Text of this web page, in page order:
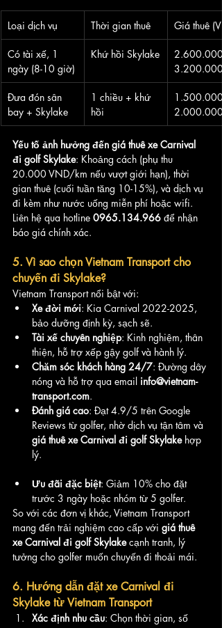
Loại dịch vụ Thời gian thuê Giá thuê
Có tài xế, 1
ngày (8-10 giờ)
Khứ hồi Skylake
2.600.000
3.200.000
Đưa đón sân
bay + Skylake
1 chiều + khứ
hồi
1.500.000
2.000.000
Yếu tố ảnh hưởng đến giá thuê xe Carnival
đi golf Skylake: Khoảng cách (phụ thu
20.000 VND/km nếu vượt giới hạn), thời
gian thuê (cuối tuần tăng 10-15%), và dịch vụ
đi kèm như nước uống miễn phí hoặc wifi.
Liên hệ qua hotline 0965.134.966 để nhận
báo giá chính xác.
5. Vì sao chọn Vietnam Transport cho
chuyến đi Skylake?
Vietnam Transport nổi bật với:
Xe đời mới: Kia Carnival 2022-2025,
bảo dưỡng định kỳ, sạch sẽ.
Tài xế chuyên nghiệp: Kinh nghiệm, thân
thiện, hỗ trợ xếp gậy golf và hành lý.
Chăm sóc khách hàng 24/7: Đường dây
nóng và hỗ trợ qua email info@vietnam-
transport.com.
Đánh giá cao: Đạt 4.9/5 trên Google
Reviews từ golfer, nhờ dịch vụ tận tâm và
giá thuê xe Carnival đi golf Skylake hợp
lý.
Ưu đãi đặc biệt: Giảm 10% cho đặt
trước 3 ngày hoặc nhóm từ 5 golfer.
So với các đơn vị khác, Vietnam Transport
mang đến trải nghiệm cao cấp với giá thuê
xe Carnival đi golf Skylake cạnh tranh, lý
tưởng cho golfer muốn chuyến đi thoải mái.
6. Hướng dẫn đặt xe Carnival đi
Skylake từ Vietnam Transport
Xác định nhu cầu: Chọn thời gian, số